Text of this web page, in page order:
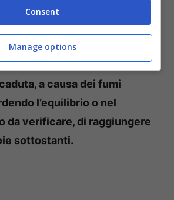
successo ? Se le versioni dei
sono concordanti, gli
chela militare
a causa dei fumi
l’equilibrio o nel
da verificare, di raggiungere
sottostanti.
Consent
Manage options